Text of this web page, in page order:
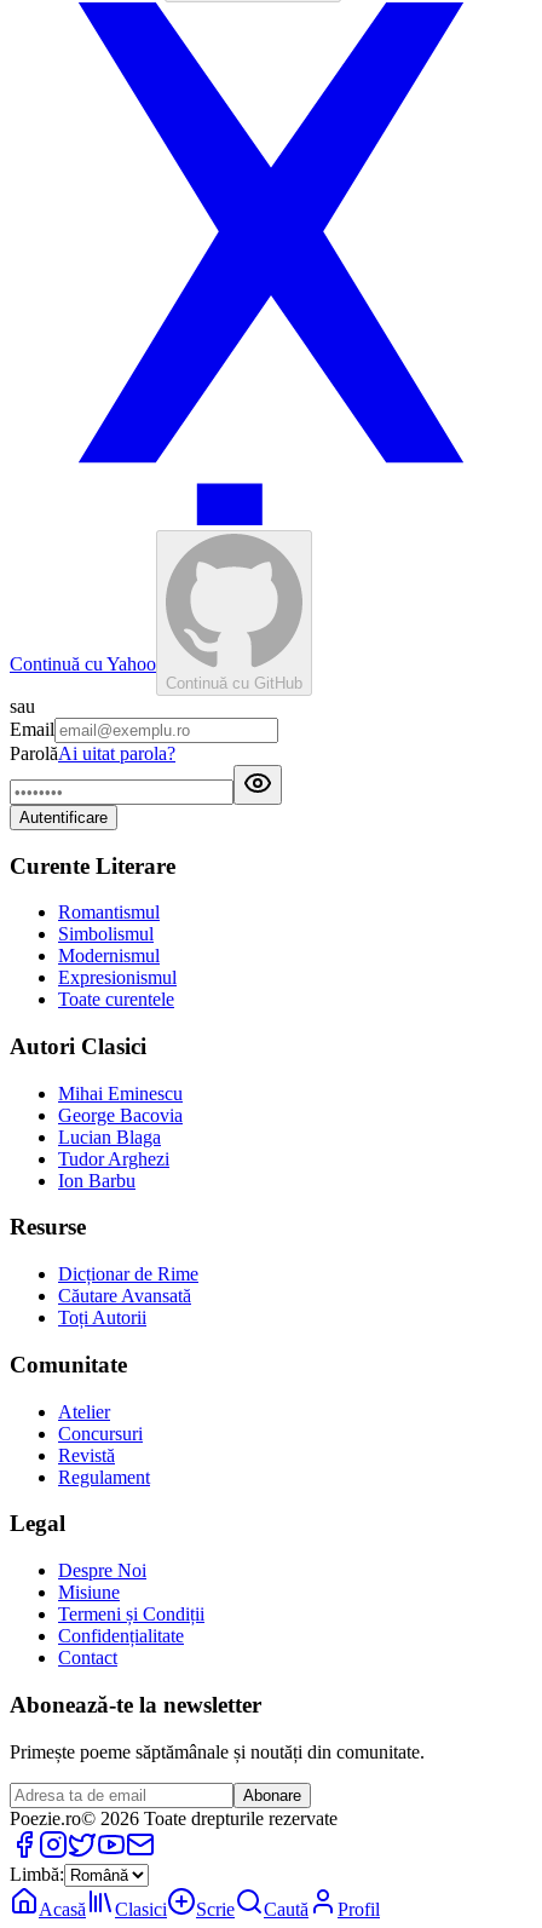
Continuă cu Yahoo
Continuă cu GitHub
sau
Email
ParolăAi uitat parola?
Autentificare
Curente Literare
Romantismul
Simbolismul
Modernismul
Expresionismul
Toate curentele
Autori Clasici
Mihai Eminescu
George Bacovia
Lucian Blaga
Tudor Arghezi
Ion Barbu
Resurse
Dicționar de Rime
Căutare Avansată
Toți Autorii
Comunitate
Atelier
Concursuri
Revistă
Regulament
Legal
Despre Noi
Misiune
Termeni și Condiții
Confidențialitate
Contact
Abonează-te la newsletter
Primește poeme săptămânale și noutăți din comunitate.
Abonare
Poezie.ro© 2026 Toate drepturile rezervate
Limbă:
Acasă
Clasici Scrie Caută Profil